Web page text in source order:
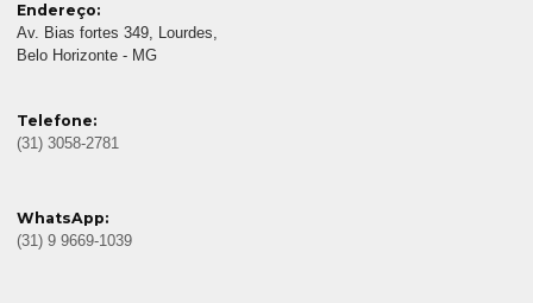
Endereço:
Av. Bias fortes 349, Lourdes,
Belo Horizonte - MG
Telefone:
(31) 3058-2781
WhatsApp:
(31) 9 9669-1039